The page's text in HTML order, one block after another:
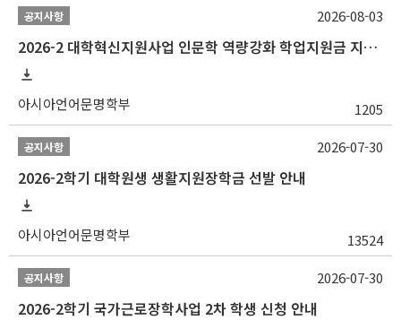
공지사항
2026-2 대학혁신지원사업 인문학 역량강화 학업지원금 지원 선발 안내 (학/석/박사)
아시아언어문명학부 1205
2026-08-03
공지사항
2026-2학기 대학원생 생활지원장학금 선발 안내
아시아언어문명학부 13524
2026-07-30
공지사항
2026-2학기 국가근로장학사업 2차 학생 신청 안내
2026-07-30